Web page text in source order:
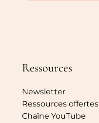
Ressources
Newsletter
Ressources offertes
Chaîne YouTube